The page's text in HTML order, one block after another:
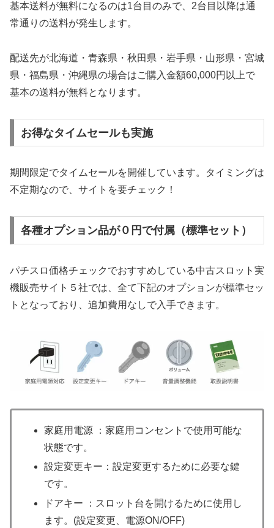
基本送料が無料になるのは1台目のみで、2台目以降は通
常通りの送料が発生します。
配送先が北海道・青森県・秋田県・岩手県・山形県・宮城
県・福島県・沖縄県の場合はご購入金額60,000円以上で
基本の送料が無料となります。
お得なタイムセールも実施
期間限定でタイムセールを開催しています。タイミングは
不定期なので、サイトを要チェック！
各種オプション品が０円で付属（標準セット）
パチスロ価格チェックでおすすめしている中古スロット実
機販売サイト５社では、全て下記のオプションが標準セッ
トとなっており、追加費用なしで入手できます。
家庭用電源 ：家庭用コンセントで使用可能な
状態です。
設定変更キー：設定変更するために必要な鍵
です。
ドアキー ：スロット台を開けるために使用し
ます。(設定変更、電源ON/OFF)